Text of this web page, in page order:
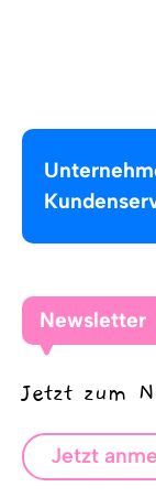
Newsletter
Jetzt zum
Jetzt